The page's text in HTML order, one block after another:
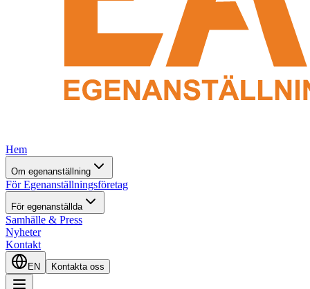
Hem
Om egenanställning
För Egenanställningsföretag
För egenanställda
Samhälle & Press
Nyheter
Kontakt
EN Kontakta oss